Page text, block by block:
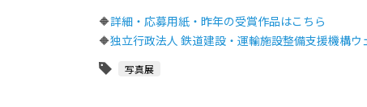
🔶詳細・応募用紙・昨年の受賞作品はこちら
🔶独立行政法人 鉄道建設・運輸施設整備支援機構ウ
写真展